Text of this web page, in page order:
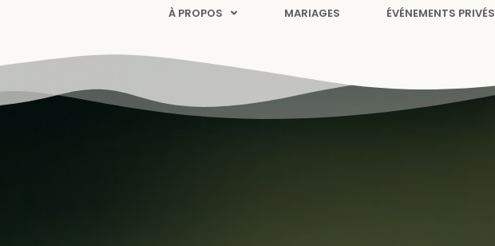
À PROPOS MARIAGES ÉVÉNEMENTS PRIVÉS